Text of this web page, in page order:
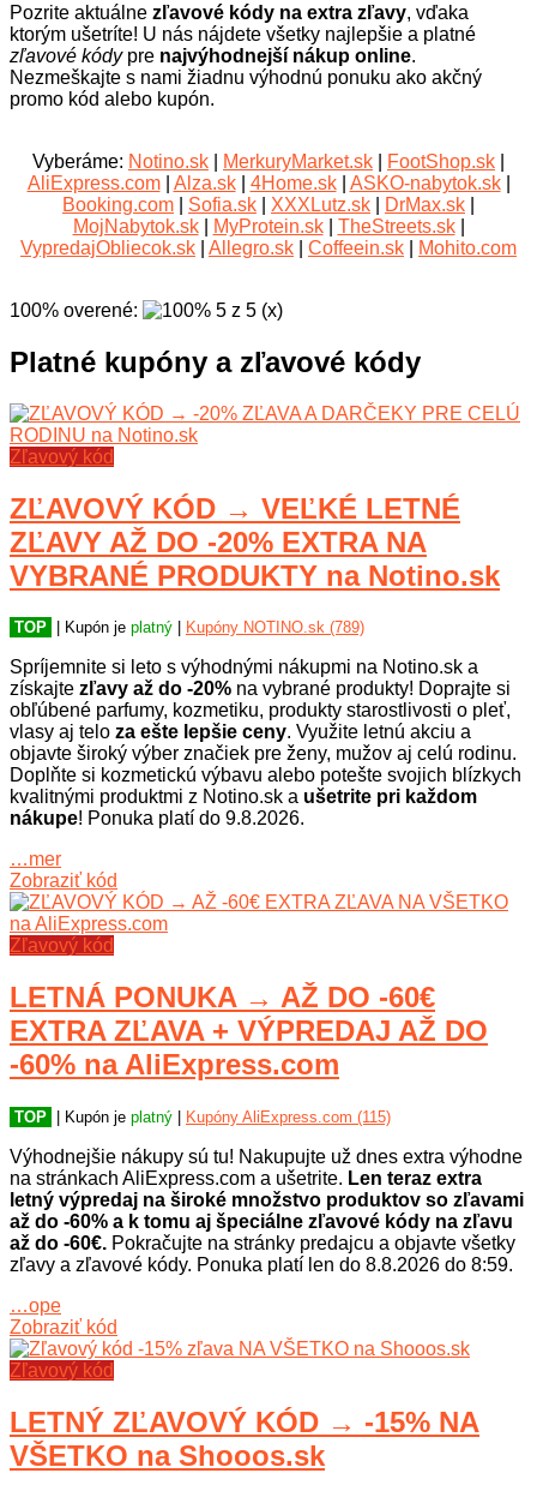
Pozrite aktuálne zľavové kódy na extra zľavy, vďaka
ktorým ušetríte! U nás nájdete všetky najlepšie a platné
zľavové kódypre najvýhodnejší nákup online.
Nezmeškajte s nami žiadnu výhodnú ponuku ako akčný
promo kód alebo kupón.
Vyberáme: Notino.sk MerkuryMarket.sk FootShop.sk
AliExpress.com| Alza.sk| 4Home.sk| ASKO-nabytok.sk|
Booking.com
Sofia.sk XXXLutz.sk DrMax.sk
MojNabytok.sk| MyProtein.sk| TheStreets.sk|
VypredajObliecok.sk
Allegro.sk Coffeein.sk Mohito.com
100% overené: 5 z 5 (x)
Platné kupóny a zľavové kódy
Zľavový kód
ZĽAVOVÝ KÓD → VEĽKÉ LETNÉ
ZĽAVY AŽ DO -20% EXTRA NA
VYBRANÉ PRODUKTY na Notino.sk
TOP | Kupón je platný Kupóny NOTINO.sk (789)
Spríjemnite si leto s výhodnými nákupmi na Notino.sk a
získajte zľavy až do -20% na vybrané produkty! Doprajte si
obľúbené parfumy, kozmetiku, produkty starostlivosti o pleť,
vlasy aj telo za ešte lepšie ceny. Využite letnú akciu a
objavte široký výber značiek pre ženy, mužov aj celú rodinu.
Doplňte si kozmetickú výbavu alebo potešte svojich blízkych
kvalitnými produktmi z Notino.sk a ušetrite pri každom
nákupe! Ponuka platí do 9.8.2026.
…mer
Zobraziť kód
Zľavový kód
LETNÁ PONUKA → AŽ DO -60€
EXTRA ZĽAVA + VÝPREDAJ AŽ DO
-60% na AliExpress.com
TOP | Kupón je platný Kupóny AliExpress.com (115)
Výhodnejšie nákupy sú tu! Nakupujte už dnes extra výhodne
na stránkach AliExpress.com a ušetrite. Len teraz extra
letný výpredaj na široké množstvo produktov so zľavami
až do -60% a k tomu aj špeciálne zľavové kódy na zľavu
až do -60€. Pokračujte na stránky predajcu a objavte všetky
zľavy a zľavové kódy. Ponuka platí len do 8.8.2026 do 8:59.
…ope
Zobraziť kód
Zľavový kód
LETNÝ ZĽAVOVÝ KÓD → -15% NA
VŠETKO na Shooos.sk